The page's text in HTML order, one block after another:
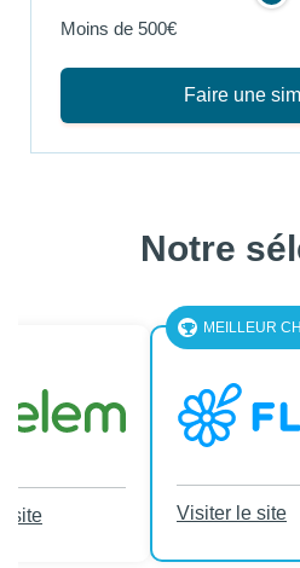
Moins de 500€
Faire une
Notre
site
MEILLEUR
Visiter le site